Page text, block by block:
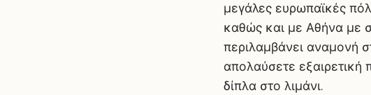
μεγάλες ευρωπαϊκές
καθώς και με Αθήνα με
περιλαμβάνει αναμονή
απολαύσετε εξαιρετική
δίπλα στο λιμάνι.